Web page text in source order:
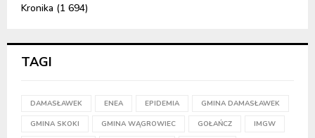
Kronika (1 694)
TAGI
DAMASŁAWEK ENEA EPIDEMIA GMINA DAMASŁAWEK
GMINA SKOKI GMINA WĄGROWIEC GOŁAŃCZ IMGW